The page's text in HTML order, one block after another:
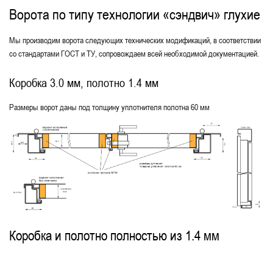
Ворота по типу технологии «сэндвич» глухие
Мы производим ворота следующих технических модификаций, в соответствии
со стандартами ГОСТ и ТУ, сопровождаем всей необходимой документацией.
Коробка 3.0 мм, полотно 1.4 мм
Размеры ворот даны под толщину уплотнителя полотна 60 мм
Коробка и полотно полностью из 1.4 мм